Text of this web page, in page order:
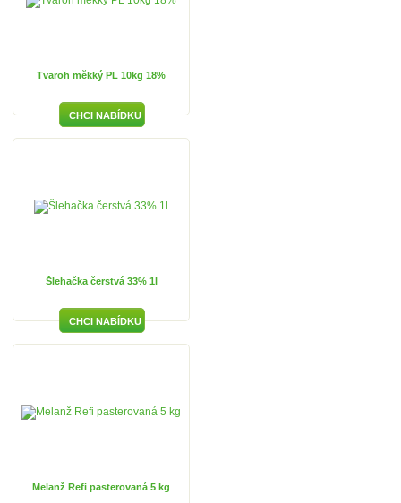
Tvaroh měkký PL 10kg 18%
Šlehačka čerstvá 33% 1l
Melanž Refi pasterovaná 5 kg